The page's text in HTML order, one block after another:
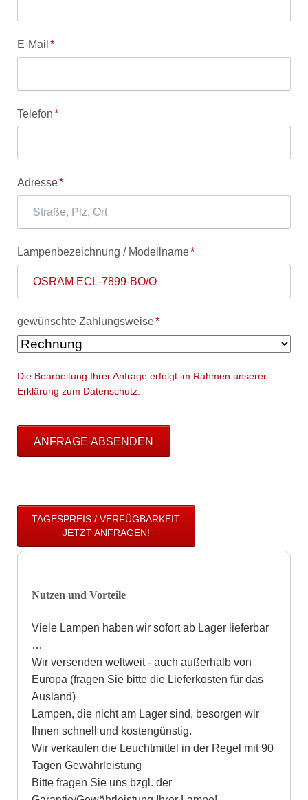
Pflichtfeld
E-Mail*
Pflichtfeld
Telefon*
Pflichtfeld
Adresse*
Pflichtfeld
Lampenbezeichnung / Modellname*
Pflichtfeld
gewünschte Zahlungsweise*
Die Bearbeitung Ihrer Anfrage erfolgt im Rahmen unserer
Erklärung zum Datenschutz.
ANFRAGE ABSENDEN
TAGESPREIS / VERFÜGBARKEIT
JETZT ANFRAGEN!
Nutzen und Vorteile
Viele Lampen haben wir sofort ab Lager lieferbar
…
Wir versenden weltweit - auch außerhalb von
Europa (fragen Sie bitte die Lieferkosten für das
Ausland)
Lampen, die nicht am Lager sind, besorgen wir
Ihnen schnell und kostengünstig.
Wir verkaufen die Leuchtmittel in der Regel mit 90
Tagen Gewährleistung
Bitte fragen Sie uns bzgl. der